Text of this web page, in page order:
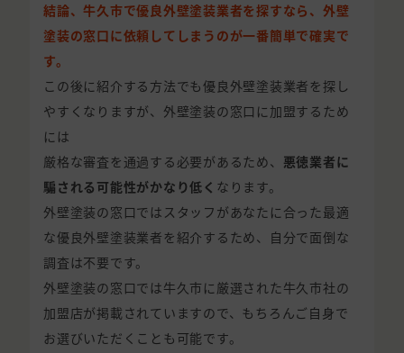
結論、牛久市で優良外壁塗装業者を探すなら、外壁
塗装の窓口に依頼してしまうのが一番簡単で確実で
す。
この後に紹介する方法でも優良外壁塗装業者を探し
やすくなりますが、外壁塗装の窓口に加盟するため
には
厳格な審査を通過する必要があるため、 悪徳業者に
騙される可能性がかなり低く なります。
外壁塗装の窓口ではスタッフがあなたに合った最適
な優良外壁塗装業者を紹介するため、自分で面倒な
調査は不要です。
外壁塗装の窓口では牛久市に厳選された牛久市社の
加盟店が掲載されていますので、もちろんご自身で
お選びいただくことも可能です。